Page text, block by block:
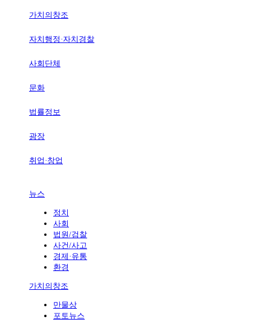
가치의창조
자치행정·자치경찰
사회단체
문화
법률정보
광장
취업·창업
뉴스
정치
사회
법원/검찰
사건/사고
경제·유통
환경
가치의창조
만물상
포토뉴스